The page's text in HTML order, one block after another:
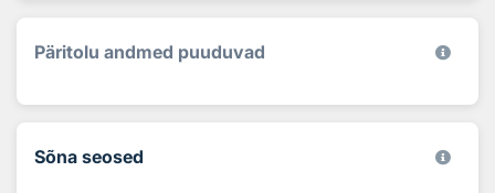
Päritolu andmed puuduvad
Sõna seosed